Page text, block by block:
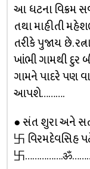
આ ધટના વિક્રમ
તથા માહીતી
તરીકે પુજાય છે.
ખાંભી ગામથી દુર
ગામને પાદરે પણ
આપશે……….
● સંત શુરા અને
卐 વિરમદેવસિહ
卐